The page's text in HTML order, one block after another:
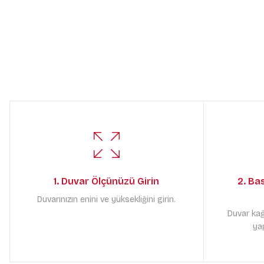
1. Duvar Ölçünüzü Girin
Duvarınızın enini ve yüksekliğini girin.
2.
Duvar